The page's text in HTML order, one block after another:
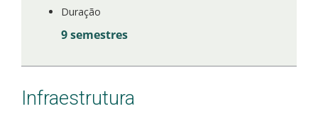
Duração
9 semestres
Infraestrutura